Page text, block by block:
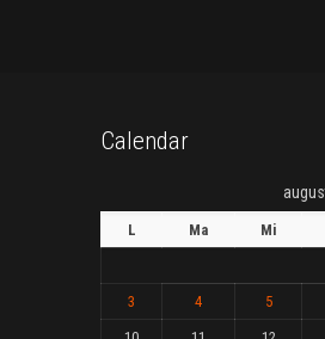
Calendar
L Ma Mi
3
4 5